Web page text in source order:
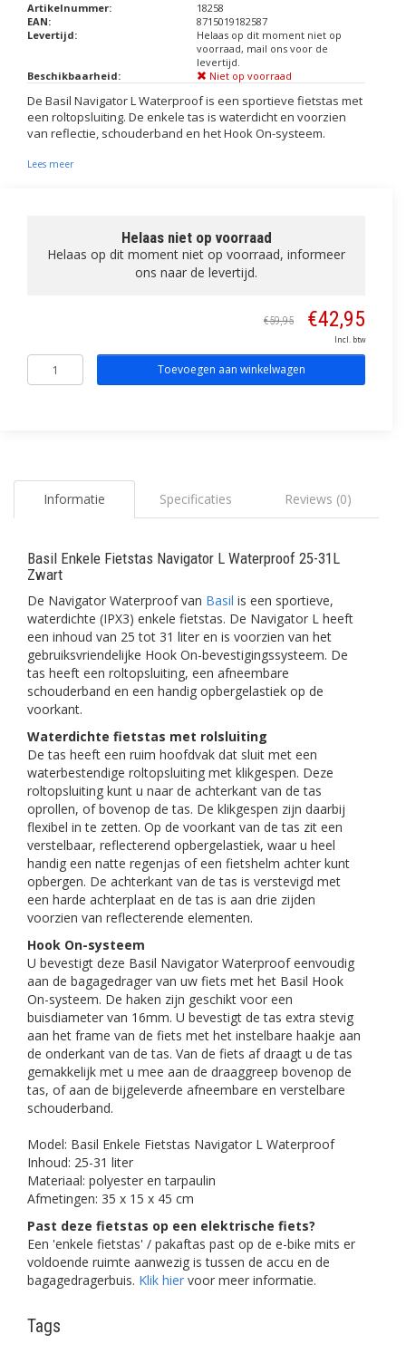
Artikelnummer:
18258
EAN:
8715019182587
Levertijd:
Helaas op dit moment niet op
voorraad, mail ons voor de
levertijd.
Beschikbaarheid:
Niet op voorraad
De Basil Navigator L Waterproof is een sportieve fietstas met
een roltopsluiting. De enkele tas is waterdicht en voorzien
van reflectie, schouderband en het Hook On-systeem.
Lees meer
Helaas niet op voorraad
Helaas op dit moment niet op voorraad, informeer
ons naar de levertijd.
€59,95 €42,95
Incl. btw
Toevoegen aan winkelwagen
Informatie Specificaties Reviews (0)
Basil Enkele Fietstas Navigator L Waterproof 25-31L
Zwart
De Navigator Waterproof van Basil is een sportieve,
waterdichte (IPX3) enkele fietstas. De Navigator L heeft
een inhoud van 25 tot 31 liter en is voorzien van het
gebruiksvriendelijke Hook On-bevestigingssysteem. De
tas heeft een roltopsluiting, een afneembare
schouderband en een handig opbergelastiek op de
voorkant.
Waterdichte fietstas met rolsluiting
De tas heeft een ruim hoofdvak dat sluit met een
waterbestendige roltopsluiting met klikgespen. Deze
roltopsluiting kunt u naar de achterkant van de tas
oprollen, of bovenop de tas. De klikgespen zijn daarbij
flexibel in te zetten. Op de voorkant van de tas zit een
verstelbaar, reflecterend opbergelastiek, waar u heel
handig een natte regenjas of een fietshelm achter kunt
opbergen. De achterkant van de tas is verstevigd met
een harde achterplaat en de tas is aan drie zijden
voorzien van reflecterende elementen.
Hook On-systeem
U bevestigt deze Basil Navigator Waterproof eenvoudig
aan de bagagedrager van uw fiets met het Basil Hook
On-systeem. De haken zijn geschikt voor een
buisdiameter van 16mm. U bevestigt de tas extra stevig
aan het frame van de fiets met het instelbare haakje aan
de onderkant van de tas. Van de fiets af draagt u de tas
gemakkelijk met u mee aan de draaggreep bovenop de
tas, of aan de bijgeleverde afneembare en verstelbare
schouderband.
Model: Basil Enkele Fietstas Navigator L Waterproof
Inhoud: 25-31 liter
Materiaal: polyester en tarpaulin
Afmetingen: 35 x 15 x 45 cm
Past deze fietstas op een elektrische fiets?
Een 'enkele fietstas' / pakaftas past op de e-bike mits er
voldoende ruimte aanwezig is tussen de accu en de
bagagedragerbuis. Klik hier voor meer informatie.
Tags